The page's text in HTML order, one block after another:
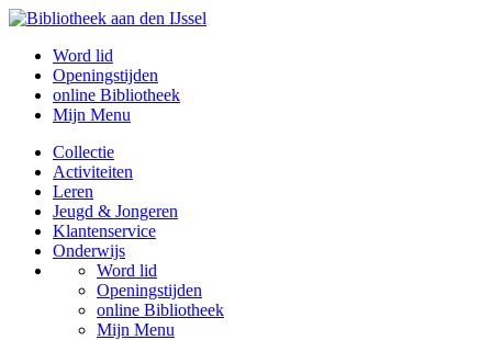
Word lid
Openingstijden
online Bibliotheek
Mijn Menu
Collectie
Activiteiten
Leren
Jeugd & Jongeren
Klantenservice
Onderwijs
Word lid
Openingstijden
online Bibliotheek
Mijn Menu